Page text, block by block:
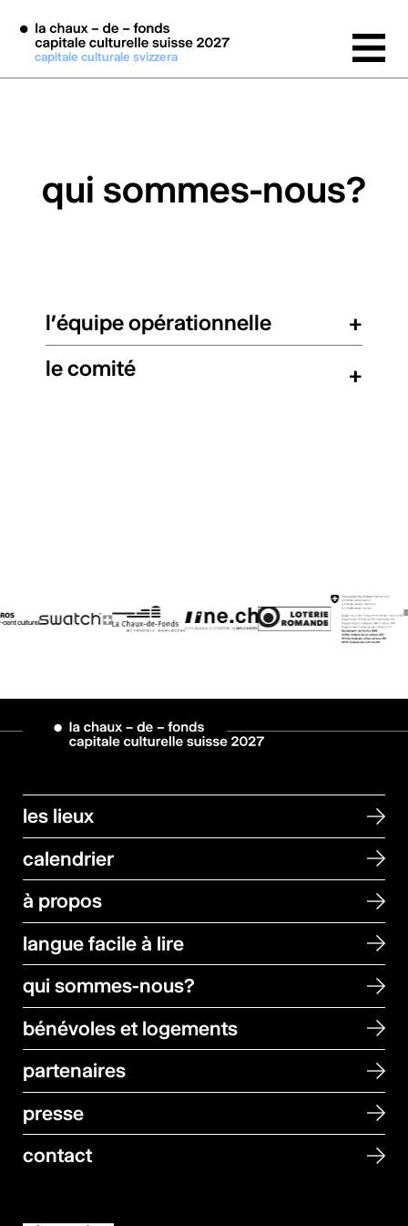
Aller au contenu principal
capitale culturale svizzera
qui sommes-nous?
l’équipe opérationnelle
+
le comité
+
les lieux
calendrier
à propos
langue facile à lire
qui sommes-nous?
bénévoles et logements
partenaires
presse
contact